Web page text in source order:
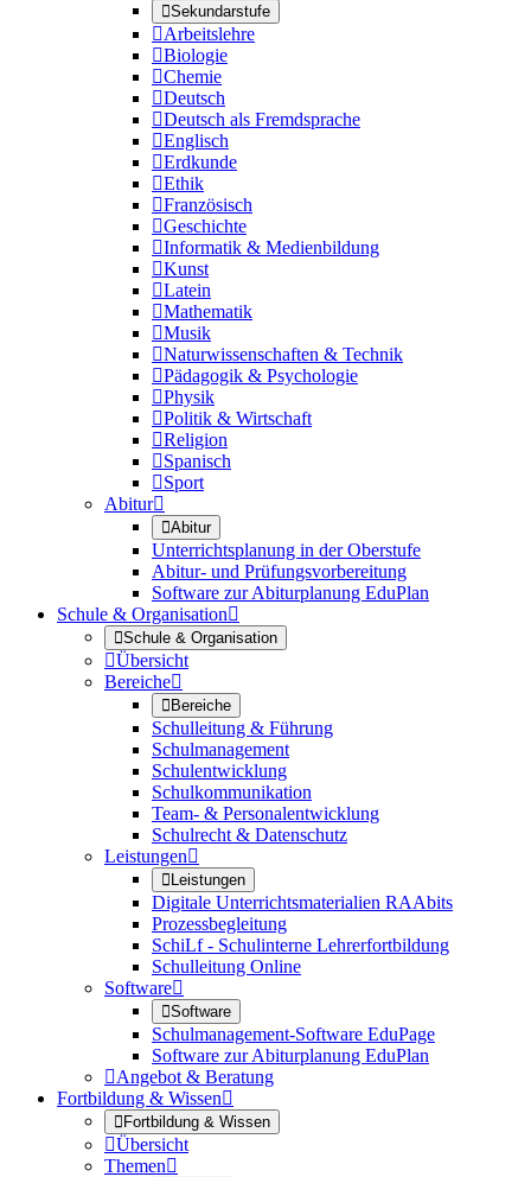
Sekundarstufe
Arbeitslehre
Biologie
Chemie
Deutsch
Deutsch als Fremdsprache
Englisch
Erdkunde
Ethik
Französisch
Geschichte
Informatik & Medienbildung
Kunst
Latein
Mathematik
Musik
Naturwissenschaften & Technik
Pädagogik & Psychologie
Physik
Politik & Wirtschaft
Religion
Spanisch
Sport
Abitur
Abitur
Unterrichtsplanung in der Oberstufe
Abitur- und Prüfungsvorbereitung
Software zur Abiturplanung EduPlan
Schule & Organisation
Schule & Organisation
Übersicht
Bereiche
Bereiche
Schulleitung & Führung
Schulmanagement
Schulentwicklung
Schulkommunikation
Team- & Personalentwicklung
Schulrecht & Datenschutz
Leistungen
Leistungen
Digitale Unterrichtsmaterialien RAAbits
Prozessbegleitung
SchiLf - Schulinterne Lehrerfortbildung
Schulleitung Online
Software
Software
Schulmanagement-Software EduPage
Software zur Abiturplanung EduPlan
Angebot & Beratung
Fortbildung & Wissen
Fortbildung & Wissen
Übersicht
Themen